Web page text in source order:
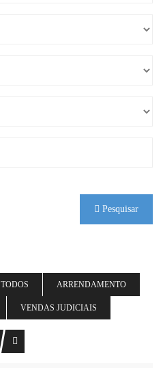
Pesquisar
TODOS ARRENDAMENTO
VENDAS JUDICIAIS